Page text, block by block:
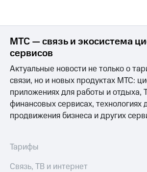
МТС — связь и экосистема
сервисов
Актуальные новости не только о
связи, но и новых продуктах МТС:
приложениях для работы и отдыха,
финансовых сервисах, технологиях
продвижения бизнеса и других
Тарифы
Связь, ТВ и интернет